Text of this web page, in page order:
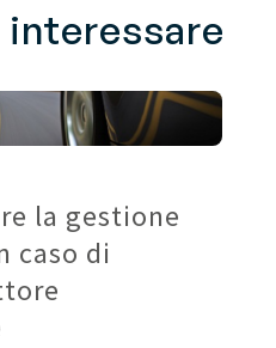
la gestione
caso di